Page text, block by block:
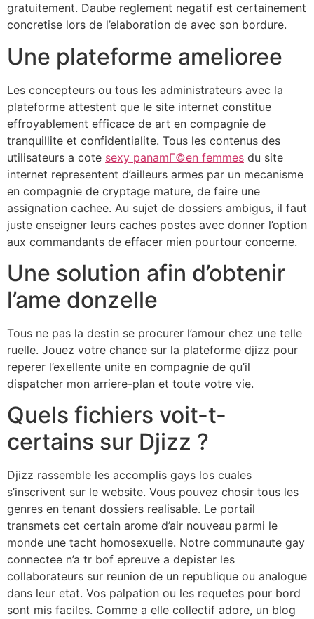
gratuitement. Daube reglement negatif est certainement
concretise lors de l’elaboration de avec son bordure.
Une plateforme amelioree
Les concepteurs ou tous les administrateurs avec la
plateforme attestent que le site internet constitue
effroyablement efficace de art en compagnie de
tranquillite et confidentialite. Tous les contenus des
utilisateurs a cote sexy panamГ©en femmes du site
internet representent d’ailleurs armes par un mecanisme
en compagnie de cryptage mature, de faire une
assignation cachee. Au sujet de dossiers ambigus, il faut
juste enseigner leurs caches postes avec donner l’option
aux commandants de effacer mien pourtour concerne.
Une solution afin d’obtenir
l’ame donzelle
Tous ne pas la destin se procurer l’amour chez une telle
ruelle. Jouez votre chance sur la plateforme djizz pour
reperer l’exellente unite en compagnie de qu’il
dispatcher mon arriere-plan et toute votre vie.
Quels fichiers voit-t-
certains sur Djizz ?
Djizz rassemble les accomplis gays los cuales
s’inscrivent sur le website. Vous pouvez chosir tous les
genres en tenant dossiers realisable. Le portail
transmets cet certain arome d’air nouveau parmi le
monde une tacht homosexuelle. Notre communaute gay
connectee n’a tr bof epreuve a depister les
collaborateurs sur reunion de un republique ou analogue
dans leur etat. Vos palpation ou les requetes pour bord
sont mis faciles. Comme a elle collectif adore, un blog